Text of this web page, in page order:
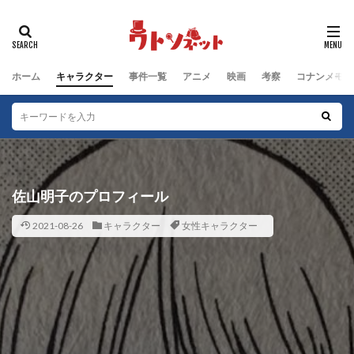
ホーム キャラクター 事件一覧 アニメ 映画 考察 コナンメモ
佐山明子のプロフィール
2021-08-26 キャラクター 女性キャラクター
タグ
江戸川コナン編
被害者
群馬県警編 男性キャラクター
犯人
沖野ヨーコ編
毛利小五郎編
女性キャラクター
服部平次編
少年探偵団編
子どもキャラクター
黒の組織
検索